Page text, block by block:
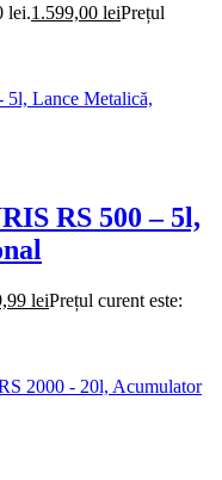
lei.1.599,00 leiPrețul
RS 500 – 5l,
leiPrețul curent este: